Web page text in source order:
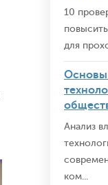
10
для
Основы
Анализ
ком...